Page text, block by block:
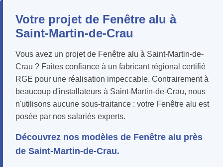
Votre projet de Fenêtre alu à
Saint-Martin-de-Crau
Vous avez un projet de Fenêtre alu à Saint-Martin-de-
Crau ? Faites confiance à un fabricant régional certifié
RGE pour une réalisation impeccable. Contrairement à
beaucoup d'installateurs à Saint-Martin-de-Crau, nous
n'utilisons aucune sous-traitance : votre Fenêtre alu est
posée par nos salariés experts.
Découvrez nos modèles de Fenêtre alu près
de Saint-Martin-de-Crau.